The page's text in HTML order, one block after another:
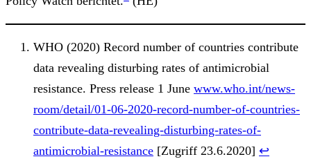
WHO (2020) Record number of countries contribute
data revealing disturbing rates of antimicrobial
resistance. Press release 1 June www.who.int/news-
room/detail/01-06-2020-record-number-of-countries-
contribute-data-revealing-disturbing-rates-of-
antimicrobial-resistance [Zugriff 23.6.2020] ↩︎